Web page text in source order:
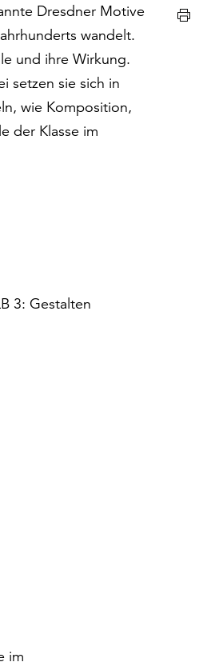
Dresdner Motive
wandelt.
und ihre Wirkung.
setzen sie sich in
wie Komposition,
der Klasse im
3: Gestalten
im